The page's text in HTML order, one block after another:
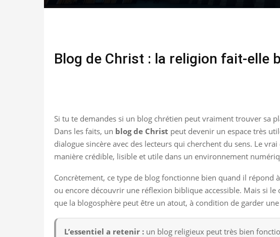
Blog de Christ : la religion fait-elle
Si tu te demandes si un blog chrétien peut vraiment trouver sa
Dans les faits, un blog de Christ peut devenir un espace très
dialogue sincère avec des lecteurs qui cherchent du sens. Le
manière crédible, lisible et utile dans un environnement
Concrètement, ce type de blog fonctionne bien quand il
ou encore découvrir une réflexion biblique accessible. Mais si
que la blogosphère peut être un atout, à condition de garder
L’essentiel a retenir : un blog religieux peut très bien